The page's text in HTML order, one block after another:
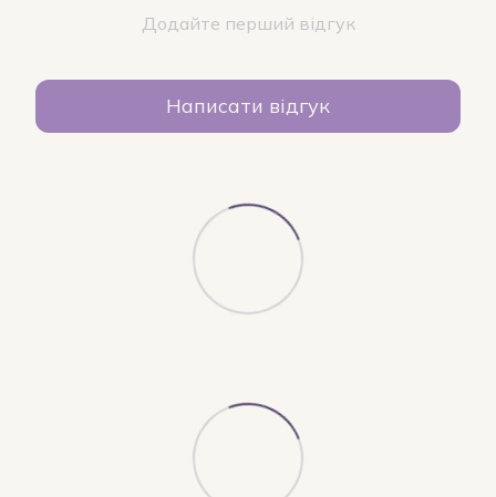
Додайте перший відгук
Написати відгук